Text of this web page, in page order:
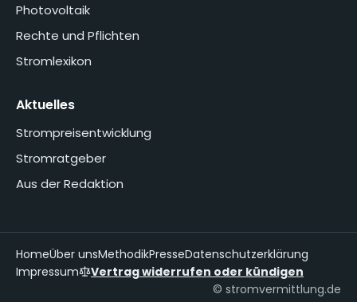
Photovoltaik
Rechte und Pflichten
Stromlexikon
Aktuelles
Strompreisentwicklung
Stromratgeber
Aus der Redaktion
HomeÜber unsMethodikPresseDatenschutzerklärung
Impressum
Vertrag widerrufen oder kündigen
© stromvermittlung.de